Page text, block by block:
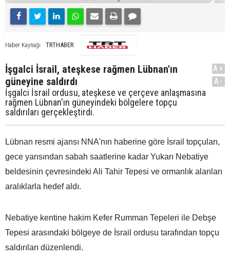
Haber Kaynağı TRTHABER
İşgalci İsrail, ateşkese rağmen Lübnan'ın
güneyine saldırdı
İşgalci İsrail ordusu, ateşkese ve çerçeve anlaşmasına
rağmen Lübnan'ın güneyindeki bölgelere topçu
saldırıları gerçekleştirdi.
A+
A-
Lübnan resmi ajansı NNA'nın haberine göre İsrail topçuları,
gece yarısından sabah saatlerine kadar Yukarı Nebatiye
beldesinin çevresindeki Ali Tahir Tepesi ve ormanlık alanları
aralıklarla hedef aldı.
Nebatiye kentine hakim Kefer Rumman Tepeleri ile Debşe
Tepesi arasındaki bölgeye de İsrail ordusu tarafından topçu
saldırıları düzenlendi.